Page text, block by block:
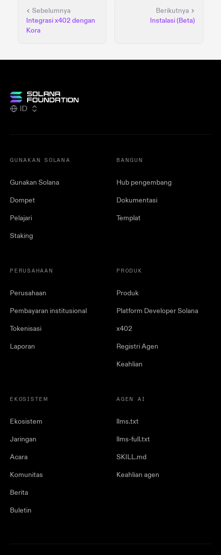
Sebelumnya
Integrasi x402 dengan
Kora
Berikutnya
Instalasi (Beta)
ID
GUNAKAN SOLANA
Gunakan Solana
Dompet
Pelajari
Staking
BANGUN
Hub pengembang
Dokumentasi
Templat
PERUSAHAAN
Perusahaan
Pembayaran institusional
Tokenisasi
Laporan
PRODUK
Produk
Platform Developer Solana
x402
Registri Agen
Keahlian
EKOSISTEM
Ekosistem
Jaringan
Acara
Komunitas
Berita
Buletin
AGEN AI
llms.txt
llms-full.txt
SKILL.md
Keahlian agen